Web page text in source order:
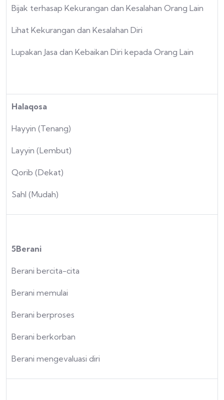
Bijak terhasap Kekurangan dan Kesalahan Orang Lain
Lihat Kekurangan dan Kesalahan Diri
Lupakan Jasa dan Kebaikan Diri kepada Orang Lain
Halaqosa
Hayyin (Tenang)
Layyin (Lembut)
Qorib (Dekat)
Sahl (Mudah)
5Berani
Berani bercita-cita
Berani memulai
Berani berproses
Berani berkorban
Berani mengevaluasi diri